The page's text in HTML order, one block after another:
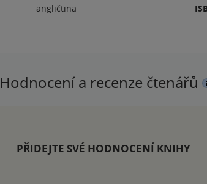
angličtina
Hodnocení a recenze čtenářů
PŘIDEJTE SVÉ HODNOCENÍ KNIHY